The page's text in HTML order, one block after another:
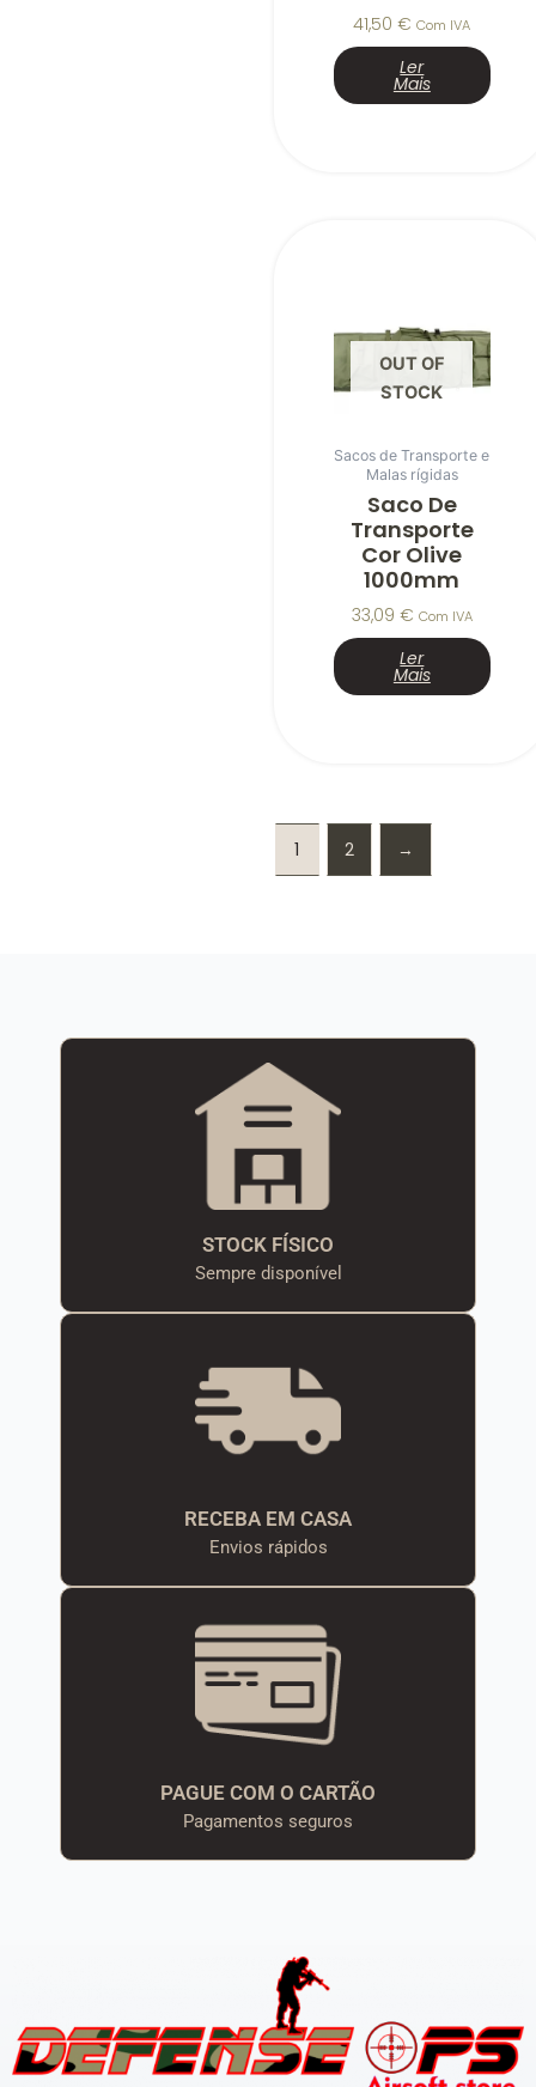
41,50€ Com IVA
Ler
Mais
OUT OF
STOCK
Sacos de Transporte e
Malas rígidas
Saco De
Transporte
Cor Olive
1000mm
33,09 € Com IVA
Ler
Mais
1 2 →
STOCK FÍSICO
Sempre disponível
RECEBA EM CASA
Envios rápidos
PAGUE COM O CARTÃO
Pagamentos seguros